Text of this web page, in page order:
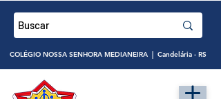
COLÉGIO NOSSA SENHORA MEDIANEIRA | Candelária - RS